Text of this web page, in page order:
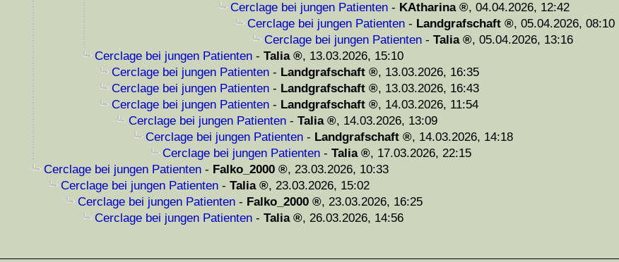
Cerclage bei jungen Patienten - KAtharina , 04.04.2026, 12:42
Cerclage bei jungen Patienten - Landgrafschaft , 05.04.2026, 08:10
Cerclage bei jungen Patienten - Talia , 05.04.2026, 13:16
Cerclage bei jungen Patienten - Talia , 13.03.2026, 15:10
Cerclage bei jungen Patienten - Landgrafschaft , 13.03.2026, 16:35
Cerclage bei jungen Patienten - Landgrafschaft , 13.03.2026, 16:43
Cerclage bei jungen Patienten - Landgrafschaft , 14.03.2026, 11:54
Cerclage bei jungen Patienten - Talia , 14.03.2026, 13:09
Cerclage bei jungen Patienten - Landgrafschaft , 14.03.2026, 14:18
Cerclage bei jungen Patienten - Talia , 17.03.2026, 22:15
Cerclage bei jungen Patienten - Falko_2000 , 23.03.2026, 10:33
Cerclage bei jungen Patienten - Talia , 23.03.2026, 15:02
Cerclage bei jungen Patienten - Falko_2000 , 23.03.2026, 16:25
Cerclage bei jungen Patienten - Talia , 26.03.2026, 14:56